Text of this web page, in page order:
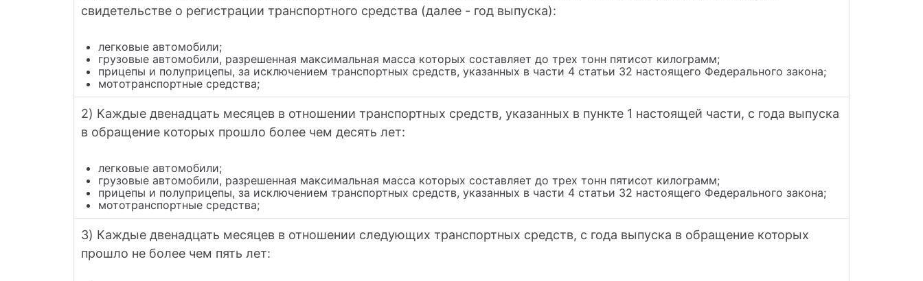
свидетельстве о регистрации транспортного средства (далее - год выпуска):
легковые автомобили;
грузовые автомобили, разрешенная максимальная масса которых составляет до трех тонн пятисот килограмм;
прицепы и полуприцепы, за исключением транспортных средств, указанных в части 4 статьи 32 настоящего Федерального закона;
мототранспортные средства;
2) Каждые двенадцать месяцев в отношении транспортных средств, указанных в пункте 1 настоящей части, с года выпуска
в обращение которых прошло более чем десять лет:
легковые автомобили;
грузовые автомобили, разрешенная максимальная масса которых составляет до трех тонн пятисот килограмм;
прицепы и полуприцепы, за исключением транспортных средств, указанных в части 4 статьи 32 настоящего Федерального закона;
мототранспортные средства;
3) Каждые двенадцать месяцев в отношении следующих транспортных средств, с года выпуска в обращение которых
прошло не более чем пять лет: